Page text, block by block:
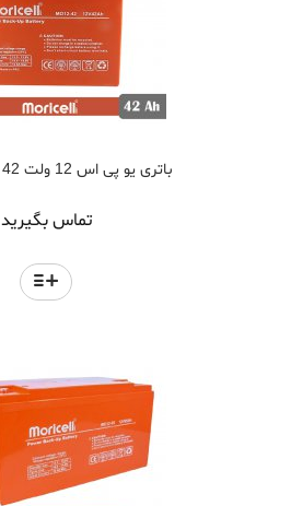
باتری یو پی اس 12 ولت 42 آمپر موریسل
تماس بگیرید